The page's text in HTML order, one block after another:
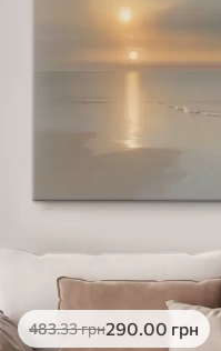
483.33грн290.00 грн